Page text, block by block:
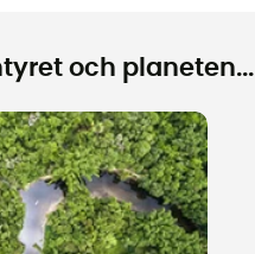
och planeten...